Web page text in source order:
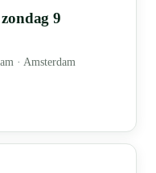
9
· Amsterdam